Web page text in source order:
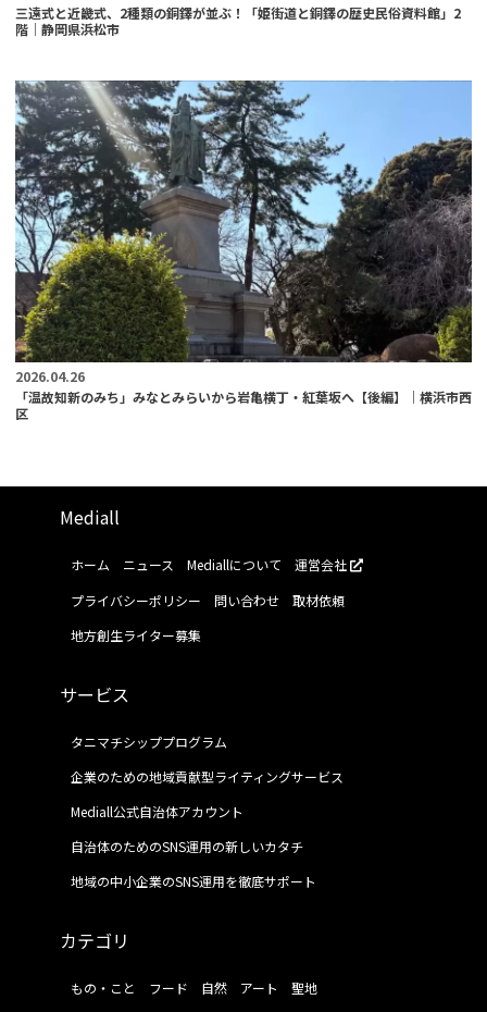
三遠式と近畿式、2種類の銅鐸が並ぶ！「姫街道と銅鐸の歴史民俗資料館」2
階｜静岡県浜松市
2026.04.26
「温故知新のみち」みなとみらいから岩亀横丁・紅葉坂へ【後編】｜横浜市西
区
Mediall
ホーム ニュース Mediallについて
運営会社
プライバシーポリシー
問い合わせ
取材依頼
地方創生ライター募集
サービス
タニマチシッププログラム
企業のための地域貢献型ライティングサービス
Mediall公式自治体アカウント
自治体のためのSNS運用の新しいカタチ
地域の中小企業のSNS運用を徹底サポート
カテゴリ
もの・こと フード 自然 アート 聖地